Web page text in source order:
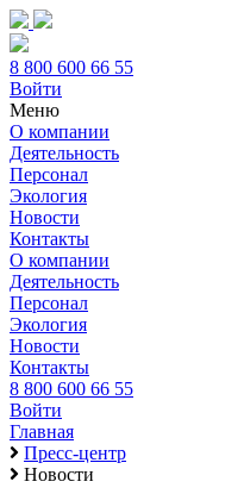
8 800 600 66 55
Войти
Меню
О компании
Деятельность
Персонал
Экология
Новости
Контакты
О компании
Деятельность
Персонал
Экология
Новости
Контакты
8 800 600 66 55
Войти
Главная
Пресс-центр
Новости